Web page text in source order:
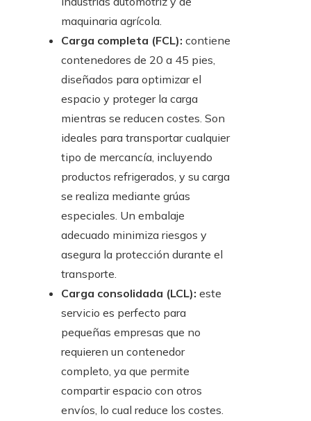
maquinaria agrícola.
Carga completa (FCL): contiene
contenedores de 20 a 45 pies,
diseñados para optimizar el
espacio y proteger la carga
mientras se reducen costes. Son
ideales para transportar cualquier
tipo de mercancía, incluyendo
productos refrigerados, y su carga
se realiza mediante grúas
especiales. Un embalaje
adecuado minimiza riesgos y
asegura la protección durante el
transporte.
Carga consolidada (LCL): este
servicio es perfecto para
pequeñas empresas que no
requieren un contenedor
completo, ya que permite
compartir espacio con otros
envíos, lo cual reduce los costes.